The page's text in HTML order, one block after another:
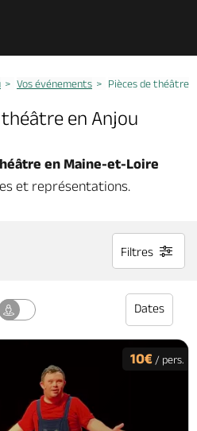
Comment venir ?
Vos événements Pièces de théâtre
en Anjou
en Maine-et-Loire
et représentations.
Filtres
Dates
10€ / pers.